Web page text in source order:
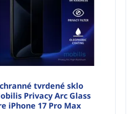
tvrdené sklo
Privacy Arc Glass
iPhone 17 Pro Max